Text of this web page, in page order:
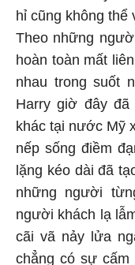
hỉ cũng không thể
Theo những
hoàn toàn mất
nhau trong suốt
Harry giờ đây
khác tại nước Mỹ
nếp sống điềm
lặng kéo dài đã
những người
người khách lạ
cãi vã nảy lửa
chẳng có sự cấm